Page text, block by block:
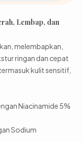
Lembap, dan
melembapkan,
ringan dan cepat
kulit sensitif,
Niacinamide 5%
Sodium